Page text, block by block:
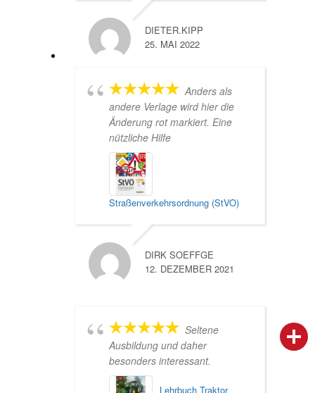
DIETER.KIPP
25. MAI 2022
Anders als
andere Verlage wird hier die
Änderung rot markiert. Eine
nützliche Hilfe
Straßenverkehrsordnung (StVO)
DIRK SOEFFGE
12. DEZEMBER 2021
Seltene
Ausbildung und daher
besonders interessant.
Lehrbuch Traktor
person IHR FACHBERATER
campaign WERBEMATERIAL